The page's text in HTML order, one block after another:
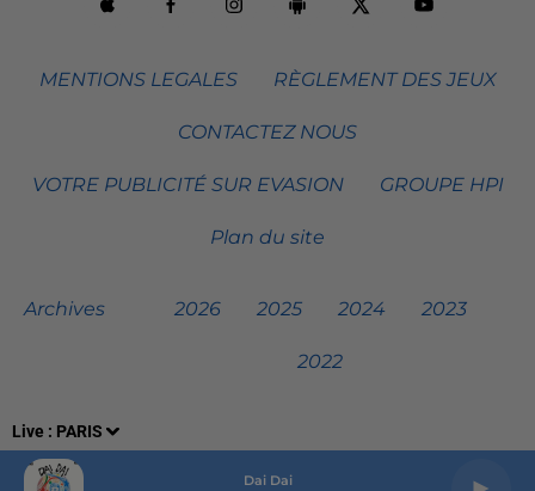
Live : PARIS
Dai Dai
MENTIONS LEGALES RÈGLEMENT DES JEUX
CONTACTEZ NOUS
VOTRE PUBLICITÉ SUR EVASION GROUPE HPI
Plan du site
Archives 2026 2025 2024 2023
2022